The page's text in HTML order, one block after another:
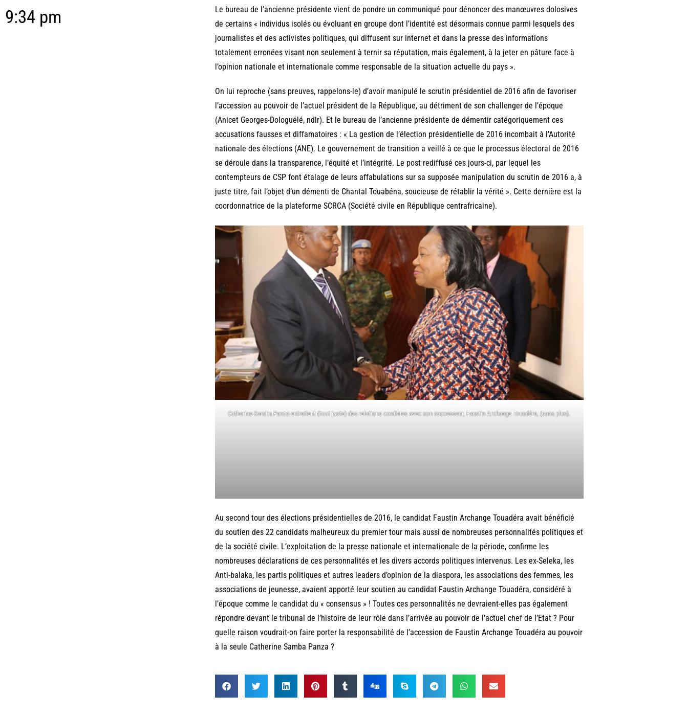
9:34 pm
Le bureau de l’ancienne présidente vient de pondre un communiqué pour dénoncer des manœuvres dolosives
de certains « individus isolés ou évoluant en groupe dont l’identité est désormais connue parmi lesquels des
journalistes et des activistes politiques, qui diffusent sur internet et dans la presse des informations
totalement erronées visant non seulement à ternir sa réputation, mais également, à la jeter en pâture face à
l’opinion nationale et internationale comme responsable de la situation actuelle du pays ».
On lui reproche (sans preuves, rappelons-le) d’avoir manipulé le scrutin présidentiel de 2016 afin de favoriser
l’accession au pouvoir de l’actuel président de la République, au détriment de son challenger de l’époque
(Anicet Georges-Dologuélé, ndlr). Et le bureau de l’ancienne présidente de démentir catégoriquement ces
accusations fausses et diffamatoires : « La gestion de l’élection présidentielle de 2016 incombait à l’Autorité
nationale des élections (ANE). Le gouvernement de transition a veillé à ce que le processus électoral de 2016
se déroule dans la transparence, l’équité et l’intégrité. Le post rediffusé ces jours-ci, par lequel les
contempteurs de CSP font étalage de leurs affabulations sur sa supposée manipulation du scrutin de 2016 a, à
juste titre, fait l’objet d’un démenti de Chantal Touabéna, soucieuse de rétablir la vérité ». Cette dernière est la
coordonnatrice de la plateforme SCRCA (Société civile en République centrafricaine).
Catherine Samba Panza entretient (tout juste) des relations cordiales avec son successeur, Faustin Archange Touadéra, (sans plus).
Au second tour des élections présidentielles de 2016, le candidat Faustin Archange Touadéra avait bénéficié
du soutien des 22 candidats malheureux du premier tour mais aussi de nombreuses personnalités politiques et
de la société civile. L’exploitation de la presse nationale et internationale de la période, confirme les
nombreuses déclarations de ces personnalités et les divers accords politiques intervenus. Les ex-Seleka, les
Anti-balaka, les partis politiques et autres leaders d’opinion de la diaspora, les associations des femmes, les
associations de jeunesse, avaient apporté leur soutien au candidat Faustin Archange Touadéra, considéré à
l’époque comme le candidat du « consensus » ! Toutes ces personnalités ne devraient-elles pas également
répondre devant le tribunal de l’histoire de leur rôle dans l’arrivée au pouvoir de l’actuel chef de l’Etat ? Pour
quelle raison voudrait-on faire porter la responsabilité de l’accession de Faustin Archange Touadéra au pouvoir
à la seule Catherine Samba Panza ?